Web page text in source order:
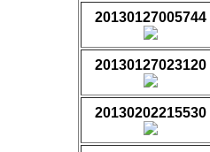
20130127005744
20130127023120
20130202215530